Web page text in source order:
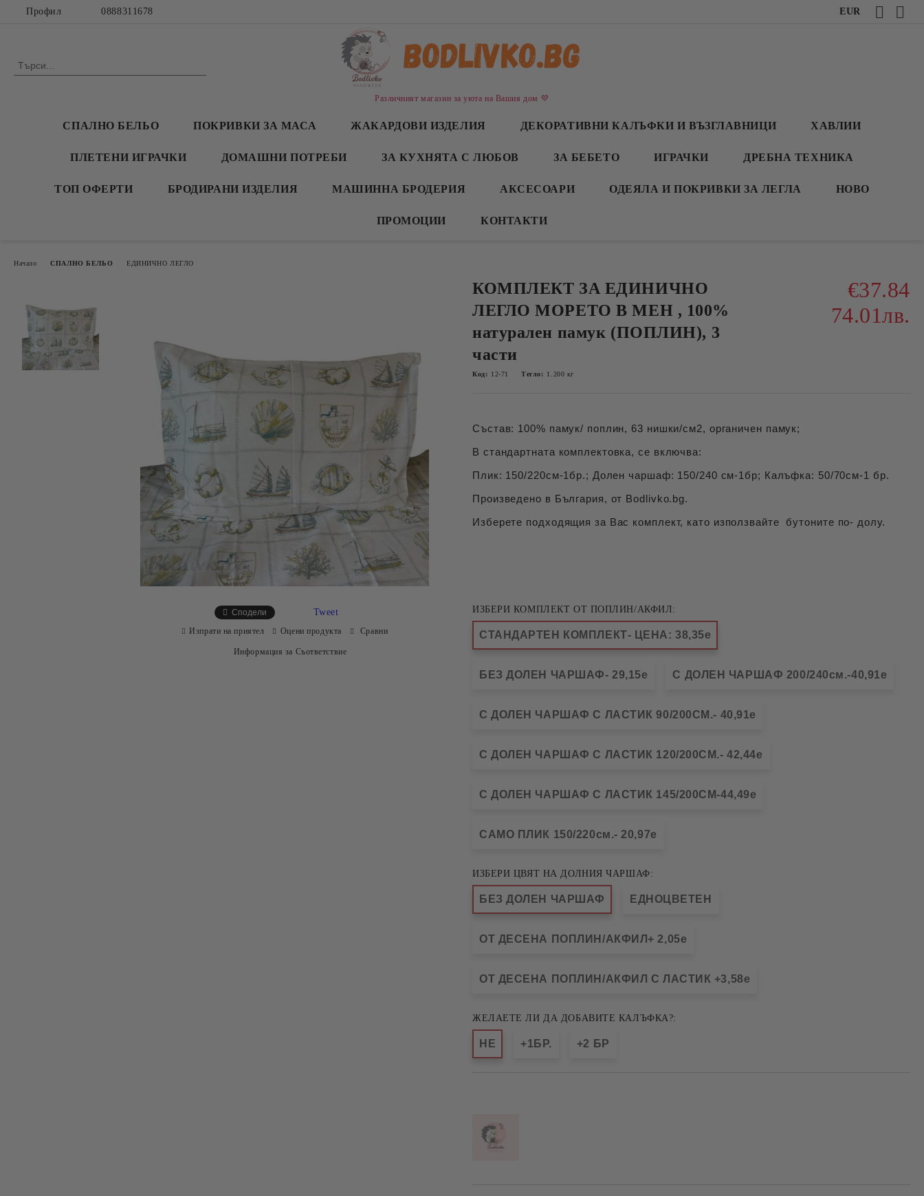
Профил 0888311678 EUR
Различният магазин за уюта на Вашия дом 💜
СПАЛНО БЕЛЬО ПОКРИВКИ ЗА МАСА ЖАКАРДОВИ ИЗДЕЛИЯ ДЕКОРАТИВНИ КАЛЪФКИ И ВЪЗГЛАВНИЦИ ХАВЛИИ
ПЛЕТЕНИ ИГРАЧКИ ДОМАШНИ ПОТРЕБИ ЗА КУХНЯТА С ЛЮБОВ ЗА БЕБЕТО ИГРАЧКИ ДРЕБНА ТЕХНИКА
ТОП ОФЕРТИ БРОДИРАНИ ИЗДЕЛИЯ МАШИННА БРОДЕРИЯ АКСЕСОАРИ ОДЕЯЛА И ПОКРИВКИ ЗА ЛЕГЛА НОВО
ПРОМОЦИИ КОНТАКТИ
Начало СПАЛНО БЕЛЬО ЕДИНИЧНО ЛЕГЛО
КОМПЛЕКТ ЗА ЕДИНИЧНО
ЛЕГЛО МОРЕТО В МЕН , 100%
натурален памук (ПОПЛИН), 3
части
€37.84
74.01лв.
Код: 12-71 Тегло: 1.200 кг
Състав: 100% памук/ поплин, 63 нишки/см2, органичен памук;
В стандартната комплектовка, се включва:
Плик: 150/220см-1бр.; Долен чаршаф: 150/240 см-1бр; Калъфка: 50/70см-1 бр.
Произведено в България, от Bodlivko.bg.
Изберете подходящия за Вас комплект, като използвайте бутоните по- долу.
ИЗБЕРИ КОМПЛЕКТ ОТ ПОПЛИН/АКФИЛ:
СТАНДАРТЕН КОМПЛЕКТ- ЦЕНА: 38,35е
БЕЗ ДОЛЕН ЧАРШАФ- 29,15е С ДОЛЕН ЧАРШАФ 200/240см.-40,91е
С ДОЛЕН ЧАРШАФ С ЛАСТИК 90/200СМ.- 40,91е
С ДОЛЕН ЧАРШАФ С ЛАСТИК 120/200СМ.- 42,44е
С ДОЛЕН ЧАРШАФ С ЛАСТИК 145/200СМ-44,49е
САМО ПЛИК 150/220см.- 20,97е
ИЗБЕРИ ЦВЯТ НА ДОЛНИЯ ЧАРШАФ:
БЕЗ ДОЛЕН ЧАРШАФ ЕДНОЦВЕТЕН
ОТ ДЕСЕНА ПОПЛИН/АКФИЛ+ 2,05e
ОТ ДЕСЕНА ПОПЛИН/АКФИЛ С ЛАСТИК +3,58e
ЖЕЛАЕТЕ ЛИ ДА ДОБАВИТЕ КАЛЪФКА?:
НЕ +1БР. +2 БР
Сподели Tweet
Изпрати на приятел Оцени продукта Сравни
Информация за Съответствие